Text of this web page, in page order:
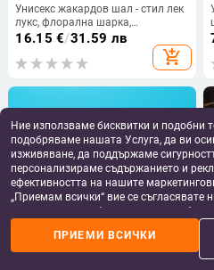
Унисекс жакардов шал - стил лек
лукс, флорална шарка,
полиестерни нишки, Meisin Nalai
16.15 €/31.59 лв
add_shopping_cart
Ние използваме бисквитки и подобни
подобряваме нашата Услуга, да ви
изживяване, да поддържаме
персонализираме съдържанието и
ефективността на нашите
„Приемам всички“ вие се съгласявате
да съхраняваме бисквитки и подобни
за рекламни и аналитични цели.
своите предпочитания, като
За повече информация, моля, вижте
ПРИЕМИ ВСИЧКИ